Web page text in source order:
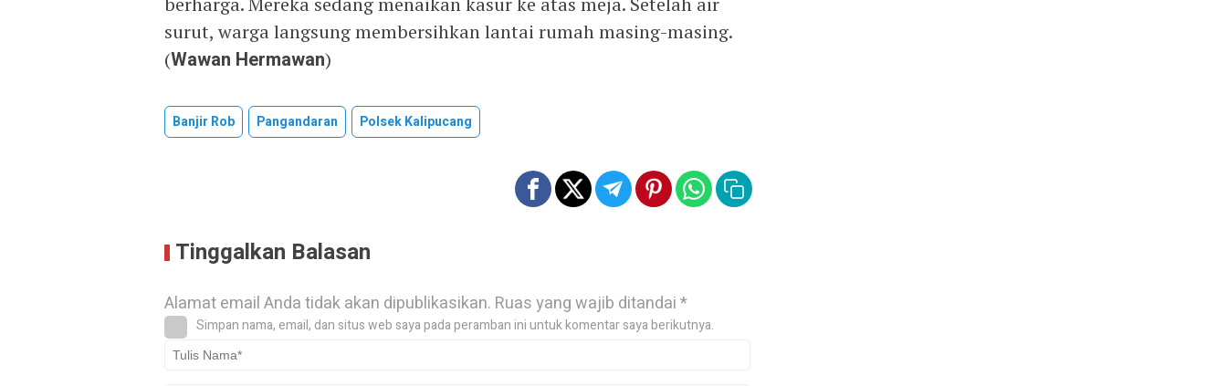
surut, warga langsung membersihkan lantai rumah masing-masing.
(Wawan Hermawan)
Banjir Rob Pangandaran Polsek Kalipucang
Tinggalkan Balasan
Alamat email Anda tidak akan dipublikasikan. Ruas yang wajib ditandai*
Simpan nama, email, dan situs web saya pada peramban ini untuk komentar saya berikutnya.